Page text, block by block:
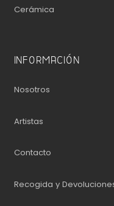
Cerámica
INFORMACIÓN
Nosotros
Artistas
Contacto
Recogida y